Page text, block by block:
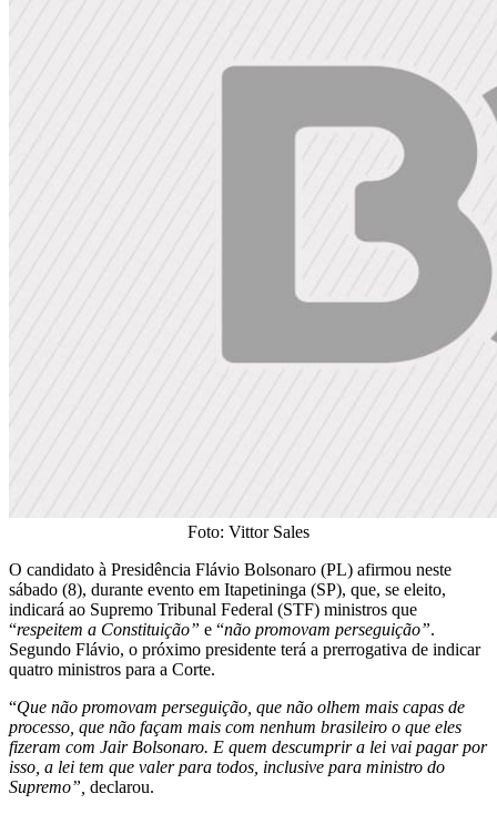
Foto: Vittor Sales
O candidato à Presidência Flávio Bolsonaro (PL) afirmou neste
sábado (8), durante evento em Itapetininga (SP), que, se eleito,
indicará ao Supremo Tribunal Federal (STF) ministros que
“respeitem a Constituição” e “não promovam perseguição”.
Segundo Flávio, o próximo presidente terá a prerrogativa de indicar
quatro ministros para a Corte.
“Que não promovam perseguição, que não olhem mais capas de
processo, que não façam mais com nenhum brasileiro o que eles
fizeram com Jair Bolsonaro. E quem descumprir a lei vai pagar por
isso, a lei tem que valer para todos, inclusive para ministro do
Supremo”, declarou.